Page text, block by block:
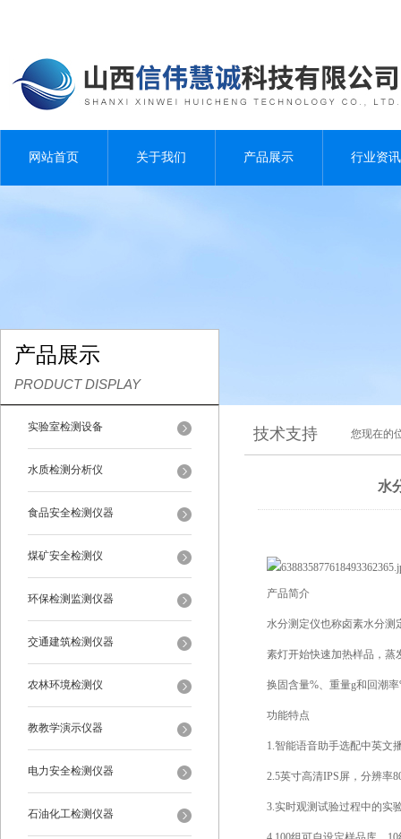
网站首页 关于我们 产品展示 行业资讯
产品展示
PRODUCT DISPLAY
实验室检测设备
水质检测分析仪
食品安全检测仪器
煤矿安全检测仪
环保检测监测仪器
交通建筑检测仪器
农林环境检测仪
教教学演示仪器
电力安全检测仪器
石油化工检测仪器
技术支持 您现在的
水
产品简介
水分测定仪也称卤素水分测
素灯开始快速加热样品，蒸
换固含量%、重量g和回潮率
功能特点
1.智能语音助手选配中英文
2.5英寸高清IPS屏，分辨率
3.实时观测试验过程中的实